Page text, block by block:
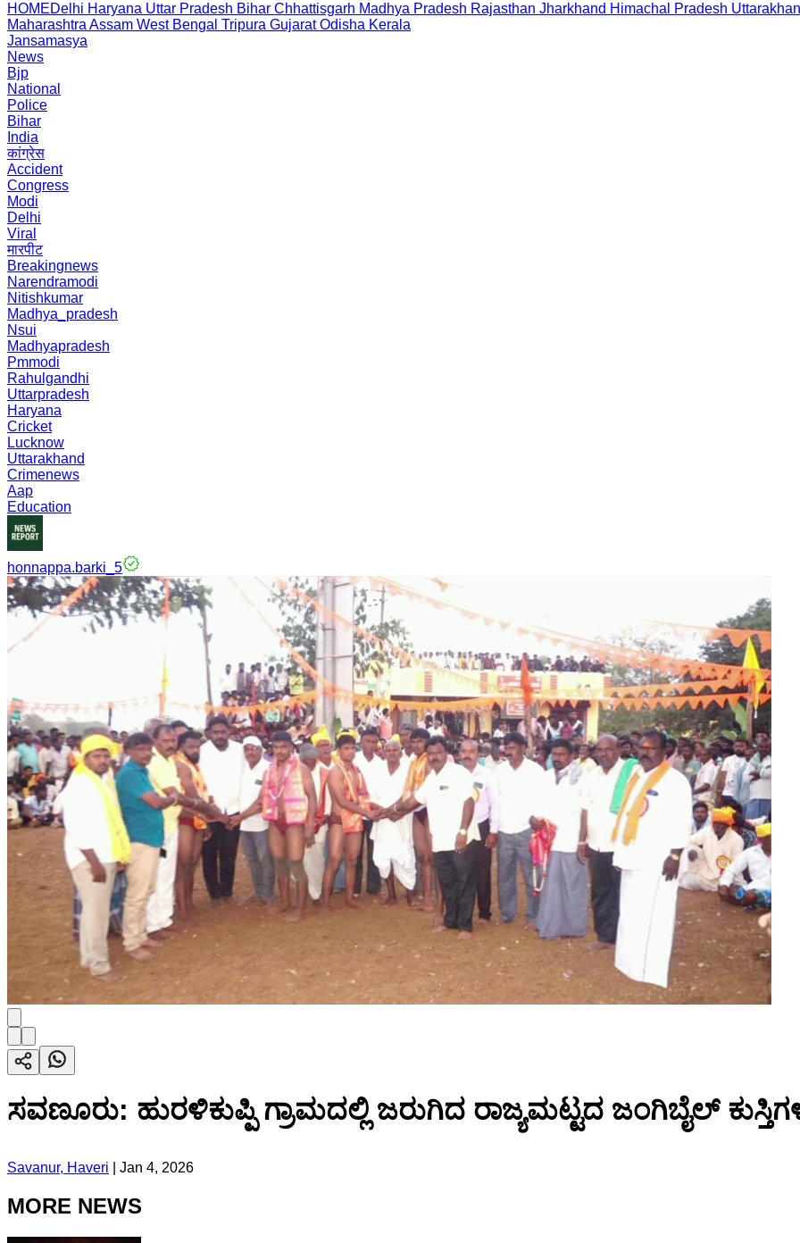
HOMEDelhi Haryana Uttar Pradesh Bihar Chhattisgarh Madhya Pradesh Rajasthan Jharkhand Himachal Pradesh
Maharashtra Assam West Bengal Tripura Gujarat Odisha Kerala
Jansamasya
News
Bjp
National
Police
Bihar
India
कांग्रेस
Accident
Congress
Modi
Delhi
Viral
मारपीट
Breakingnews
Narendramodi
Nitishkumar
Madhya_pradesh
Nsui
Madhyapradesh
Pmmodi
Rahulgandhi
Uttarpradesh
Haryana
Cricket
Lucknow
Uttarakhand
Crimenews
Aap
Education
honnappa.barki_5
ಸವಣೂರು: ಹುರಳಿಕುಪ್ಪಿ ಗ್ರಾಮದಲ್ಲಿ ಜರುಗಿದ ರಾಜ್ಯಮಟ್ಟದ ಜಂಗಿಬೈಲ್
Savanur, Haveri Jan 4, 2026
MORE NEWS